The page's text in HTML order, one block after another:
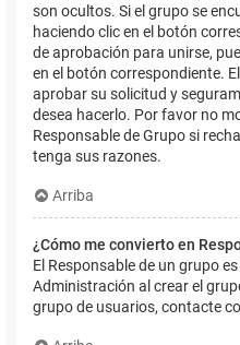
son ocultos. Si el grupo se
haciendo clic en el botón
de aprobación para unirse,
en el botón correspondiente.
aprobar su solicitud y
desea hacerlo. Por favor no
Responsable de Grupo si
tenga sus razones.
Arriba
¿Cómo me convierto en
El Responsable de un grupo
Administración al crear el
grupo de usuarios, contacte